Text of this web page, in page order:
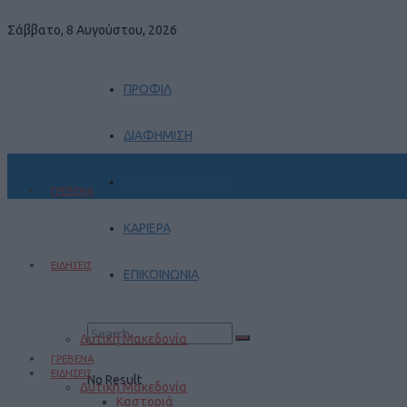
Σάββατο, 8 Αυγούστου, 2026
ΠΡΟΦΙΛ
ΔΙΑΦΗΜΙΣΗ
ΚΑΡΙΕΡΑ
ΕΠΙΚΟΙΝΩΝΙΑ
No Result
ΓΡΕΒΕΝΑ
ΕΙΔΗΣΕΙΣ
Δυτική Μακεδονία
ΓΡΕΒΕΝΑ
ΕΙΔΗΣΕΙΣ
Δυτική Μακεδονία
Καστοριά